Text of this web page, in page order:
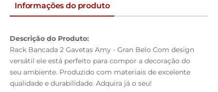
Informações do produto
Descrição do Produto:
Rack Bancada 2 Gavetas Amy - Gran Belo Com design
versátil ele está perfeito para compor a decoração do
seu ambiente. Produzido com materiais de excelente
qualidade e durabilidade. Adquira já o seu!